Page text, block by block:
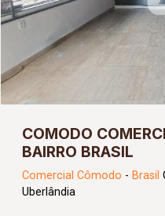
COMODO
BAIRRO BRASIL
Comercial Cômodo - Brasil
Uberlândia